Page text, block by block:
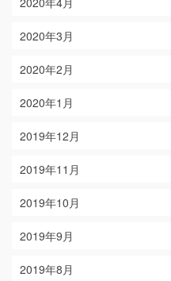
2020年3月
2020年2月
2020年1月
2019年12月
2019年11月
2019年10月
2019年9月
2019年8月